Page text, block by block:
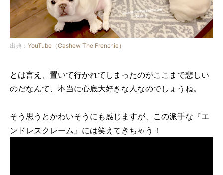
出典： YouTube（Cashew The Frenchie）
とは言え、置いて行かれてしまったのがここまで悲しい
のだなんて、本当に心底大好きな人なのでしょうね。
そう思うとかわいそうにも感じますが、この派手な『エ
ンドレスクレーム』には笑えてきちゃう！